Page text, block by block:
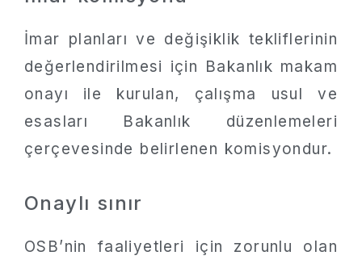
İmar planları ve değişiklik tekliflerinin
değerlendirilmesi için Bakanlık makam
onayı ile kurulan, çalışma usul ve
esasları Bakanlık düzenlemeleri
çerçevesinde belirlenen komisyondur.
Onaylı sınır
OSB’nin faaliyetleri için zorunlu olan